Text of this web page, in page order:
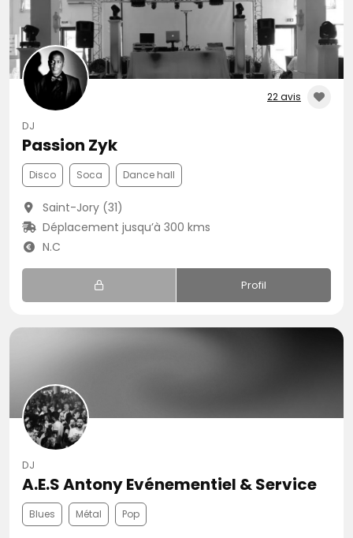
22 avis
DJ
Passion Zyk
Disco Soca Dance hall
Saint-Jory (31)
Déplacement jusqu’à 300 kms
N.C
Profil
DJ
A.E.S Antony Evénementiel & Service
Blues Métal Pop